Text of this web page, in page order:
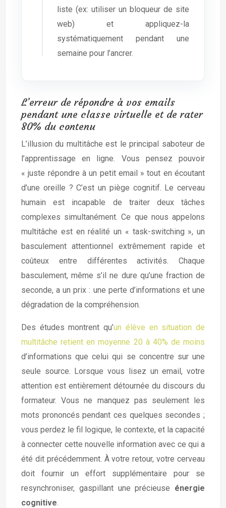
liste (ex: utiliser un bloqueur de site
web) et appliquez-la
systématiquement pendant une
semaine pour l’ancrer.
L’erreur de répondre à vos emails
pendant une classe virtuelle et de rater
80% du contenu
L’illusion du multitâche est le principal saboteur de
l’apprentissage en ligne. Vous pensez pouvoir
« juste répondre à un petit email » tout en écoutant
d’une oreille ? C’est un piège cognitif. Le cerveau
humain est incapable de traiter deux tâches
complexes simultanément. Ce que nous appelons
multitâche est en réalité un « task-switching », un
basculement attentionnel extrêmement rapide et
coûteux entre différentes activités. Chaque
basculement, même s’il ne dure qu’une fraction de
seconde, a un prix : une perte d’informations et une
dégradation de la compréhension.
Des études montrent qu’un élève en situation de
multitâche retient en moyenne 20 à 40% de moins
d’informations que celui qui se concentre sur une
seule source. Lorsque vous lisez un email, votre
attention est entièrement détournée du discours du
formateur. Vous ne manquez pas seulement les
mots prononcés pendant ces quelques secondes ;
vous perdez le fil logique, le contexte, et la capacité
à connecter cette nouvelle information avec ce qui a
été dit précédemment. À votre retour, votre cerveau
doit fournir un effort supplémentaire pour se
resynchroniser, gaspillant une précieuse énergie
cognitive.